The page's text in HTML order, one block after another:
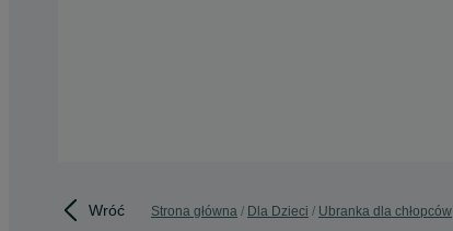
Wróć Strona główna Dla Dzieci Ubranka dla chłopców